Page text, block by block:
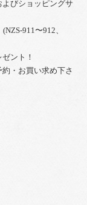
びショッピングサ
911〜912、
ント！
・お買い求め下さ